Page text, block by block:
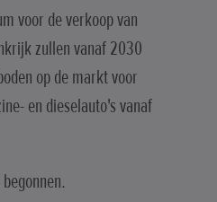
voor de verkoop van
zullen vanaf 2030
op de markt voor
en dieselauto's vanaf